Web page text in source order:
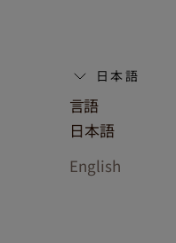
日本語
言語
日本語
English